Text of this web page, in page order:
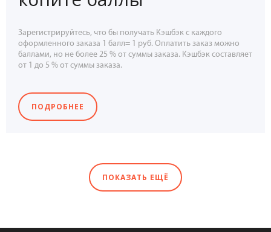
Зарегистрируйтесь, что бы получать Кэшбэк с каждого
оформленного заказа 1 балл= 1 руб. Оплатить заказ можно
баллами, но не более 25 % от суммы заказа. Кэшбэк составляет
от 1 до 5 % от суммы заказа.
ПОДРОБНЕЕ
ПОКАЗАТЬ ЕЩЁ